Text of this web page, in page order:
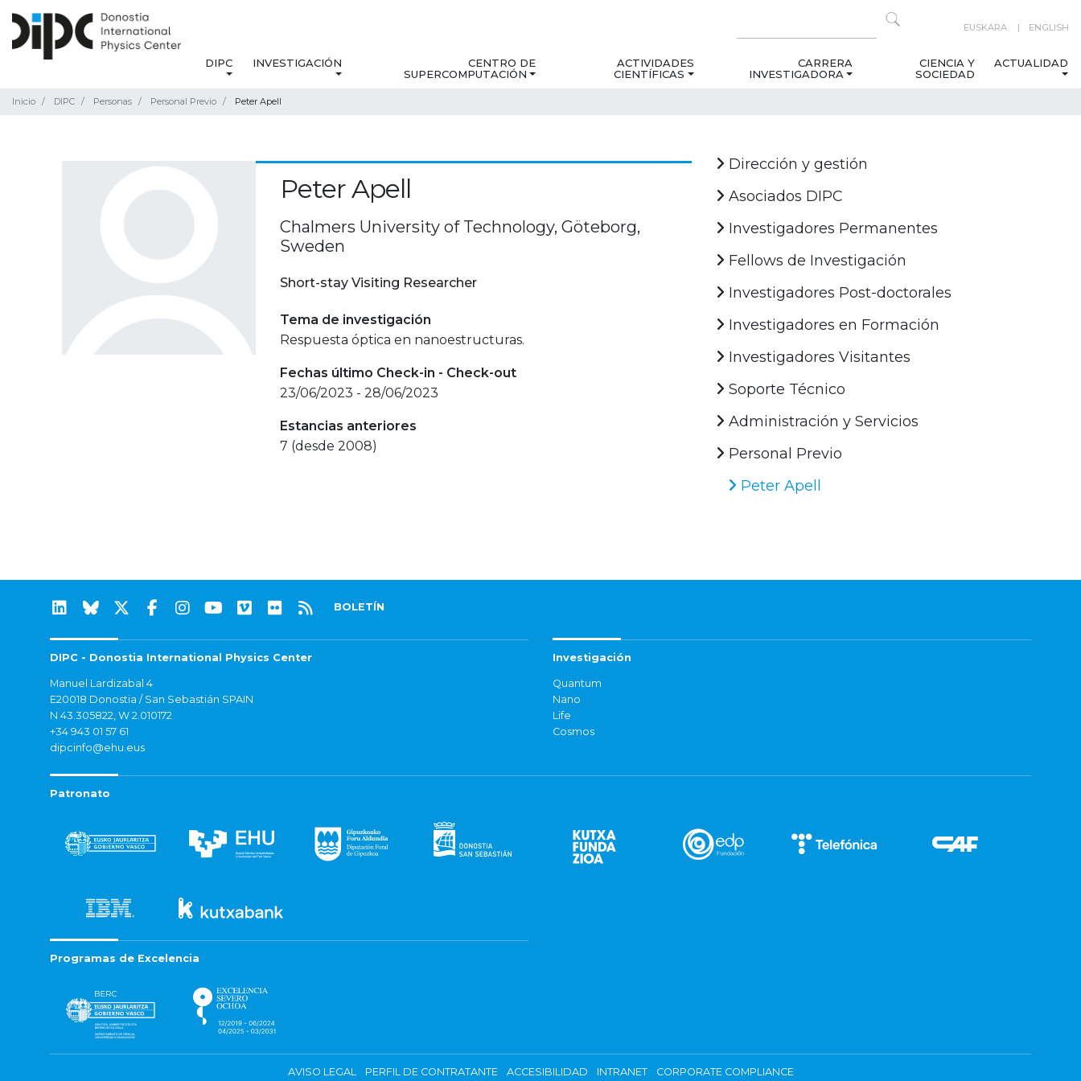
EUSKARA ENGLISH
DIPC INVESTIGACIÓN
CENTRO DE
SUPERCOMPUTACIÓN
ACTIVIDADES
CIENTÍFICAS
CARRERA
INVESTIGADORA
CIENCIA Y
SOCIEDAD
ACTUALIDAD
Inicio DIPC Personas Personal Previo Peter Apell
Peter Apell
Chalmers University of Technology, Göteborg,
Sweden
Short-stay Visiting Researcher
Tema de investigación
Respuesta óptica en nanoestructuras.
Fechas último Check-in - Check-out
23/06/2023 - 28/06/2023
Estancias anteriores
7 (desde 2008)
Dirección y gestión
Asociados DIPC
Investigadores Permanentes
Fellows de Investigación
Investigadores Post-doctorales
Investigadores en Formación
Investigadores Visitantes
Soporte Técnico
Administración y Servicios
Personal Previo
Peter Apell
BOLETÍN
DIPC - Donostia International Physics Center
Manuel Lardizabal 4
E20018 Donostia / San Sebastián SPAIN
N 43.305822, W 2.010172
+34 943 01 57 61
dipcinfo@ehu.eus
Investigación
Quantum
Nano
Life
Cosmos
Patronato
Programas de Excelencia
AVISO LEGAL PERFIL DE CONTRATANTE ACCESIBILIDAD INTRANET CORPORATE COMPLIANCE